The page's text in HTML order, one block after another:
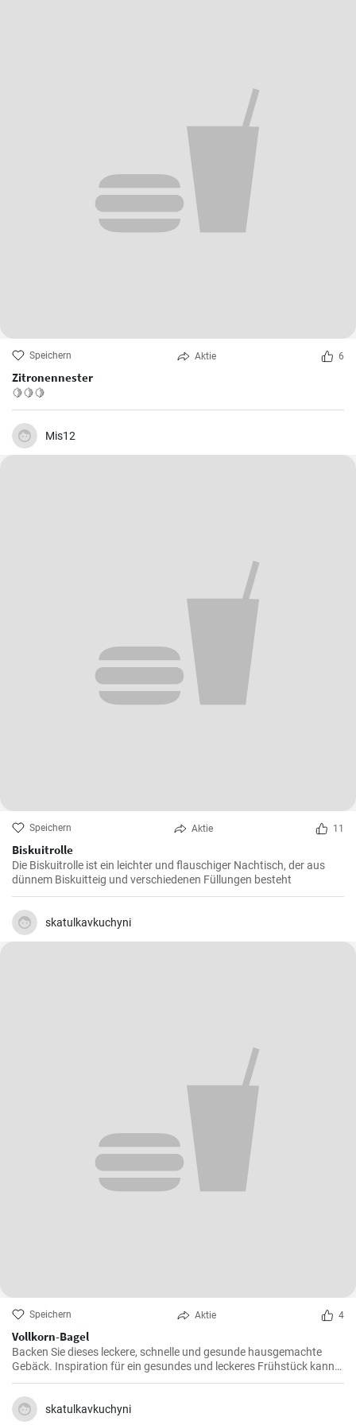
Speichern Aktie 6
Zitronennester
🍋🍋🍋
Mis12
Speichern Aktie 11
Biskuitrolle
Die Biskuitrolle ist ein leichter und flauschiger Nachtisch, der aus
dünnem Biskuitteig und verschiedenen Füllungen besteht
skatulkavkuchyni
Speichern Aktie 4
Vollkorn-Bagel
Backen Sie dieses leckere, schnelle und gesunde hausgemachte
Gebäck. Inspiration für ein gesundes und leckeres Frühstück kann
man nie genug haben.
skatulkavkuchyni